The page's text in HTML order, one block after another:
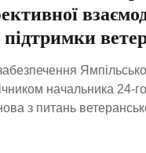
начальника 24-
з питань